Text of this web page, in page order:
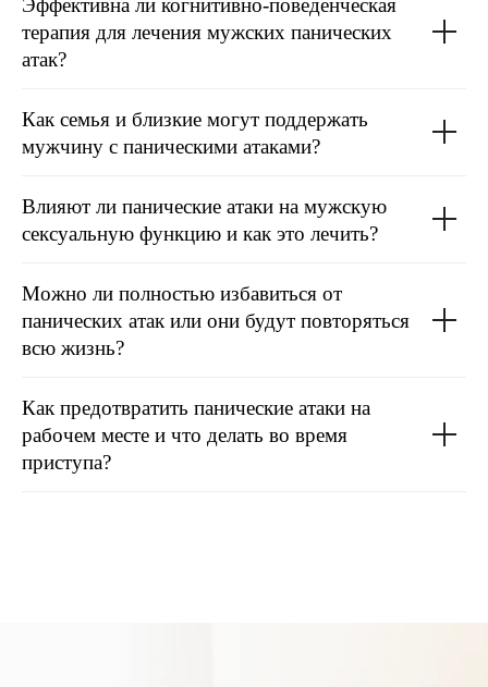
Эффективна ли когнитивно-поведенческая
терапия для лечения мужских панических
атак?
Как семья и близкие могут поддержать
мужчину с паническими атаками?
Влияют ли панические атаки на мужскую
сексуальную функцию и как это лечить?
Можно ли полностью избавиться от
панических атак или они будут повторяться
всю жизнь?
Как предотвратить панические атаки на
рабочем месте и что делать во время
приступа?